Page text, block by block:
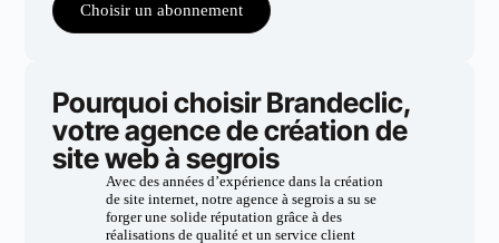
Choisir un abonnement
Pourquoi choisir Brandeclic,
votre agence de création de
site web à segrois
Avec des années d’expérience dans la création
de site internet, notre agence à segrois a su se
forger une solide réputation grâce à des
réalisations de qualité et un service client